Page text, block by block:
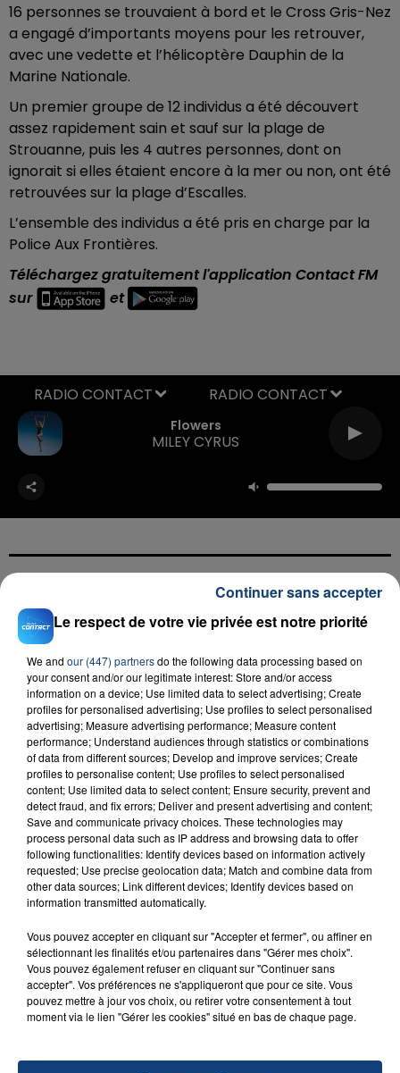
16 personnes se trouvaient à bord et le Cross Gris-Nez
a engagé d’importants moyens pour les retrouver,
avec une vedette et l’hélicoptère Dauphin de la
Marine Nationale.
Un premier groupe de 12 individus a été découvert
assez rapidement sain et sauf sur la plage de
Strouanne, puis les 4 autres personnes, dont on
ignorait si elles étaient encore à la mer ou non, ont été
retrouvées sur la plage d’Escalles.
L’ensemble des individus a été pris en charge par la
Police Aux Frontières.
Téléchargez gratuitement l'application Contact FM
sur
et
Flowers
MILEY CYRUS
RADIO CONTACT
FIL D'ACTU
23 juillet 2026
INCENDIE MORTEL À LENS : UNE FEMME ET
SON BÉBÉ ENTRE LA VIE ET LA...
Un homme s'est immolé par le feu après avoir
aspergé sa compagne et leur bébé de trois mois
d'un liquide inflammable.
20 juillet 2026
UNE ADOLESCENTE DEVANT SE FAIRE
La famille a porté plainte contre la clinique qui a
Le respect de votre vie privée est notre priorité
We and our (447) partnersdo the following data processing based on
your consent and/or our legitimate interest: Store and/or access
information on a device; Use limited data to select advertising; Create
profiles for personalised advertising; Use profiles to select personalised
advertising; Measure advertising performance; Measure content
performance; Understand audiences through statistics or combinations
of data from different sources; Develop and improve services; Create
profiles to personalise content; Use profiles to select personalised
content; Use limited data to select content; Ensure security, prevent and
detect fraud, and fix errors; Deliver and present advertising and content;
Save and communicate privacy choices. These technologies may
process personal data such as IP address and browsing data to offer
following functionalities: Identify devices based on information actively
requested; Use precise geolocation data; Match and combine data from
other data sources; Link different devices; Identify devices based on
information transmitted automatically.
Vous pouvez accepter en cliquant sur "Accepter et fermer", ou affiner en
sélectionnant les finalités et/ou partenaires dans "Gérer mes choix".
Vous pouvez également refuser en cliquant sur "Continuer sans
accepter". Vos préférences ne s'appliqueront que pour ce site. Vous
pouvez mettre à jour vos choix, ou retirer votre consentement à tout
moment via le lien "Gérer les cookies" situé en bas de chaque page.
Continuer sans accepter